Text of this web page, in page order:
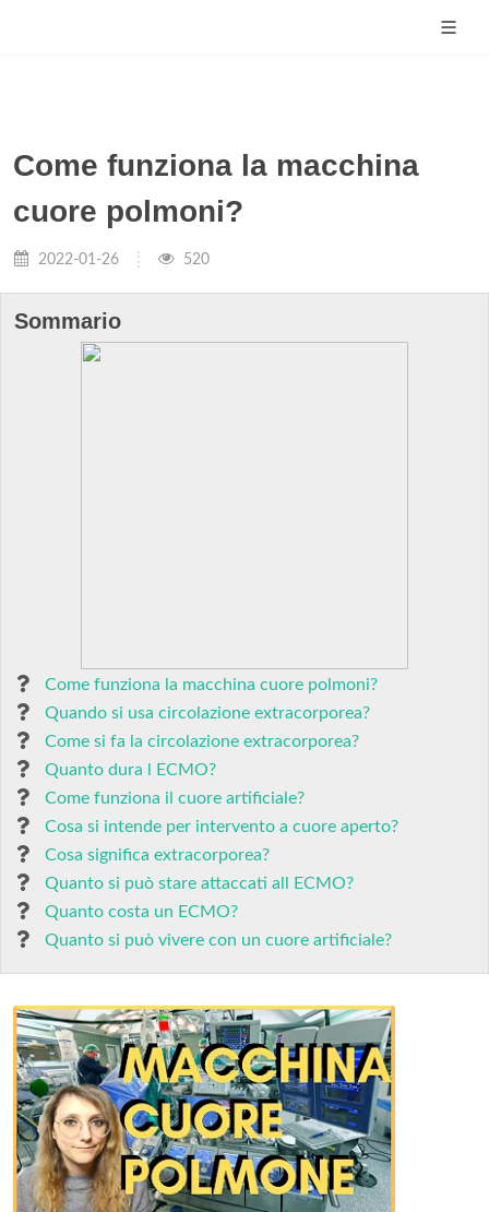
Come funziona la macchina
cuore polmoni?
2022-01-26 520
Sommario
Come funziona la macchina cuore polmoni?
Quando si usa circolazione extracorporea?
Come si fa la circolazione extracorporea?
Quanto dura l ECMO?
Come funziona il cuore artificiale?
Cosa si intende per intervento a cuore aperto?
Cosa significa extracorporea?
Quanto si può stare attaccati all ECMO?
Quanto costa un ECMO?
Quanto si può vivere con un cuore artificiale?